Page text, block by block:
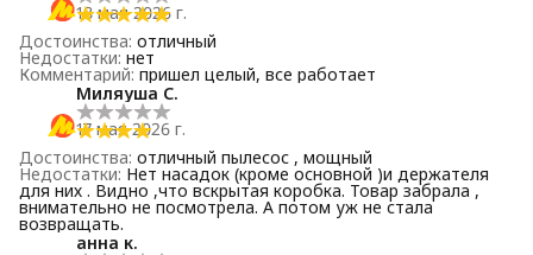
18 мая 2026 г.
Достоинства: отличный
Недостатки: нет
Комментарий: пришел целый, все работает
Миляуша С.
17 мая 2026 г.
Достоинства: отличный пылесос , мощный
Недостатки: Нет насадок (кроме основной )и держателя
для них . Видно ,что вскрытая коробка. Товар забрала ,
внимательно не посмотрела. А потом уж не стала
возвращать.
анна к.